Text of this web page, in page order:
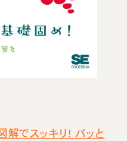
でスッキリ! パッと